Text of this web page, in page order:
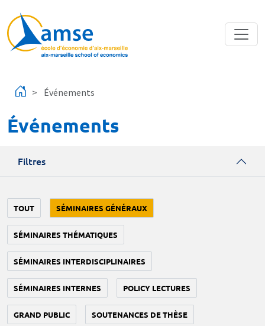
Événements
Événements
Filtres
TOUT SÉMINAIRES GÉNÉRAUX
SÉMINAIRES THÉMATIQUES
SÉMINAIRES INTERDISCIPLINAIRES
SÉMINAIRES INTERNES POLICY LECTURES
GRAND PUBLIC SOUTENANCES DE THÈSE